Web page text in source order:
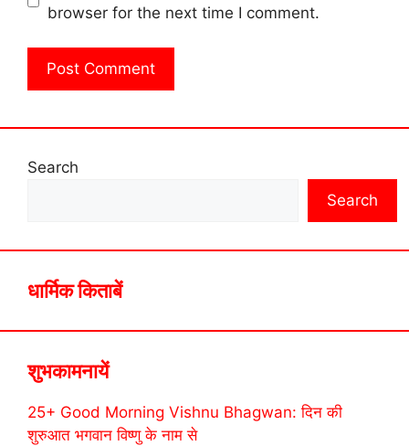
browser for the next time I comment.
Search
Search
धार्मिक किताबें
शुभकामनायें
25+ Good Morning Vishnu Bhagwan: दिन की
शुरुआत भगवान विष्णु के नाम से